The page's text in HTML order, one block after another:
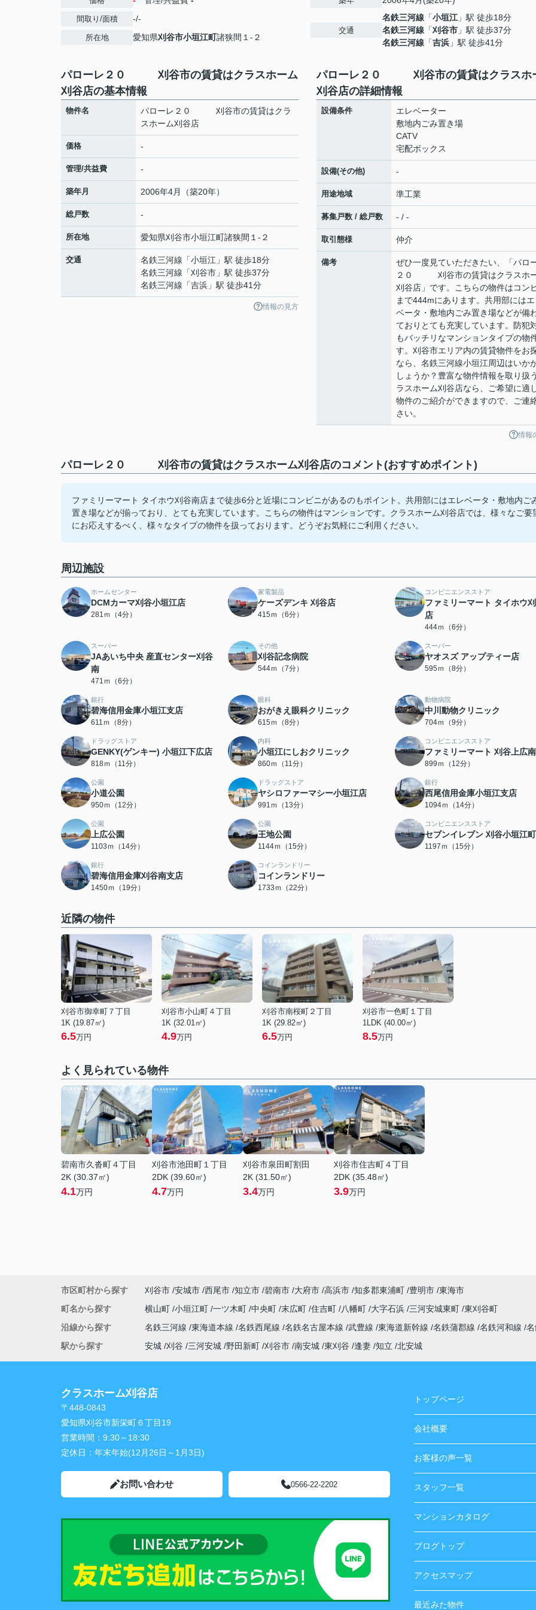
間取り/面積 -/-
所在地 愛知県刈谷市小垣江町諸狭間１-２
交通
名鉄三河線 「小垣江 」駅 徒歩18分
名鉄三河線 「刈谷市 」駅 徒歩37分
名鉄三河線 「吉浜 」駅 徒歩41分
パローレ２０ 刈谷市の賃貸はクラスホーム
刈谷店の基本情報
物件名
パローレ２０ 刈谷市の賃貸はクラ
スホーム刈谷店
価格 -
管理/共益費 -
築年月 2006年4月（築20年）
総戸数 -
所在地 愛知県刈谷市小垣江町諸狭間１-２
交通 名鉄三河線 「小垣江 」駅 徒歩18分
名鉄三河線 「刈谷市 」駅 徒歩37分
名鉄三河線 「吉浜 」駅 徒歩41分
情報の見方
パローレ２０ 刈谷市の賃貸はクラスホ
刈谷店の詳細情報
設備条件
エレベーター
敷地内ごみ置き場
CATV
宅配ボックス
設備(その他) -
用途地域 準工業
募集戸数 / 総戸数 - / -
取引態様 仲介
備考
ぜひ一度見ていただきたい、「パロ
２０ 刈谷市の賃貸はクラスホ
刈谷店」です。こちらの物件はコン
まで444mにあります。共用部には
ベータ・敷地内ごみ置き場などが備
ておりとても充実しています。防犯
もバッチリなマンションタイプの物
す。刈谷市エリア内の賃貸物件をお
なら、名鉄三河線小垣江周辺はいか
しょうか？豊富な物件情報を取り扱
ラスホーム刈谷店なら、ご希望に適
物件のご紹介ができますので、ご連
さい。
情報
パローレ２０ 刈谷市の賃貸はクラスホーム刈谷店のコメント(おすすめポイント)
ファミリーマート タイホウ刈谷南店まで徒歩6分と近場にコンビニがあるのもポイント。共用部にはエレベータ・敷地内ご
置き場などが揃っており、とても充実しています。こちらの物件はマンションです。クラスホーム刈谷店では、様々なご要
にお応えするべく、様々なタイプの物件を扱っております。どうぞお気軽にご利用ください。
周辺施設
ホームセンター
DCMカーマ刈谷小垣江店
281ｍ（4分）
家電製品
ケーズデンキ 刈谷店
415ｍ（6分）
コンビニエンスストア
ファミリーマート タイホウ
店
444ｍ（6分）
スーパー
JAあいち中央 産直センター刈谷
南
471ｍ（6分）
その他
刈谷記念病院
544ｍ（7分）
スーパー
ヤオスズ アップティー店
595ｍ（8分）
銀行
碧海信用金庫小垣江支店
611ｍ（8分）
眼科
おがきえ眼科クリニック
615ｍ（8分）
動物病院
中川動物クリニック
704ｍ（9分）
ドラッグストア
GENKY(ゲンキー) 小垣江下広店
818ｍ（11分）
内科
小垣江にしおクリニック
860ｍ（11分）
コンビニエンスストア
ファミリーマート 刈谷上広
899ｍ（12分）
公園
小道公園
950ｍ（12分）
ドラッグストア
ヤシロファーマシー小垣江店
991ｍ（13分）
銀行
西尾信用金庫小垣江支店
1094ｍ（14分）
公園
上広公園
1103ｍ（14分）
公園
王地公園
1144ｍ（15分）
コンビニエンスストア
セブンイレブン 刈谷小垣江
1197ｍ（15分）
銀行
碧海信用金庫刈谷南支店
1450ｍ（19分）
コインランドリー
コインランドリー
1733ｍ（22分）
近隣の物件
刈谷市御幸町７丁目
1K (19.87㎡)
6.5万円
刈谷市小山町４丁目
1K (32.01㎡)
4.9万円
刈谷市南桜町２丁目
1K (29.82㎡)
6.5万円
刈谷市一色町１丁目
1LDK (40.00㎡)
8.5万円
よく見られている物件
碧南市久沓町４丁目
2K (30.37㎡)
4.1万円
刈谷市池田町１丁目
2DK (39.60㎡)
4.7万円
刈谷市泉田町割田
2K (31.50㎡)
3.4万円
刈谷市住吉町４丁目
2DK (35.48㎡)
3.9万円
市区町村から探す 刈谷市 安城市 西尾市 知立市 碧南市 大府市 高浜市 知多郡東浦町 豊明市 東海市
町名から探す
横山町 小垣江町 一ツ木町 中央町 末広町 住吉町 八幡町 大字石浜 三河安城東町 東刈谷町
沿線から探す
名鉄三河線 東海道本線 名鉄西尾線 名鉄名古屋本線 武豊線 東海道新幹線 名鉄蒲郡線 名鉄河和線
駅から探す
安城 刈谷 三河安城 野田新町 刈谷市 南安城 東刈谷 逢妻 知立 北安城
クラスホーム刈谷店
〒448-0843
愛知県刈谷市新栄町６丁目19
営業時間： 9:30～18:30
定休日： 年末年始(12月26日～1月3日)
お問い合わせ 0566-22-2202
トップページ
会社概要
お客様の声一覧
スタッフ一覧
マンションカタログ
ブログトップ
アクセスマップ
最近みた物件